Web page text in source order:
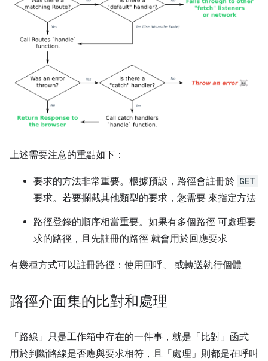
上述需要注意的重點如下：
要求的方法非常重要。根據預設，路徑會註冊於 GET
要求。若要攔截其他類型的要求，您需要 來指定方法
路徑登錄的順序相當重要。如果有多個路徑 可處理要
求的路徑，且先註冊的路徑 就會用於回應要求
有幾種方式可以註冊路徑：使用回呼、 或轉送執行個體
路徑介面集的比對和處理
「路線」只是工作箱中存在的一件事，就是「比對」函式
用於判斷路線是否應與要求相符，且「處理」則都是在呼叫